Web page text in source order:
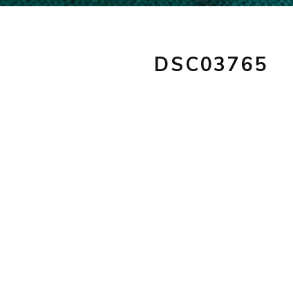
DSC03765